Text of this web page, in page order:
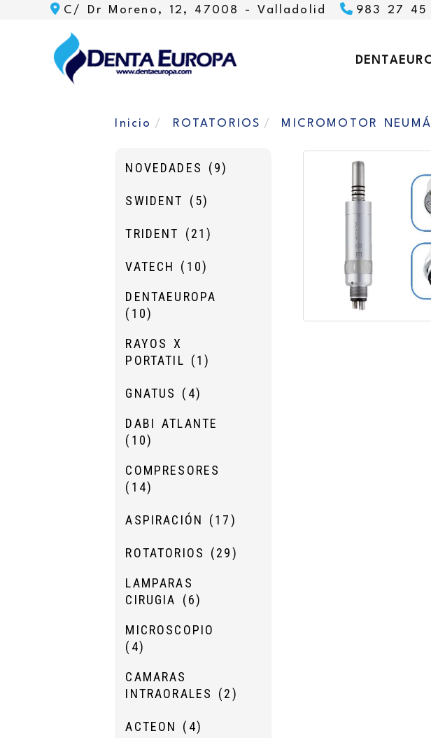
C/ Dr Moreno, 12, 47008 -Valladolid 983 27 45
Inicio ROTATORIOS MICROMOTOR
NOVEDADES (9)
SWIDENT (5)
TRIDENT (21)
VATECH (10)
DENTAEUROPA
(10)
RAYOS X
PORTATIL (1)
GNATUS (4)
DABI ATLANTE
(10)
COMPRESORES
(14)
ASPIRACIÓN (17)
ROTATORIOS (29)
LAMPARAS
CIRUGIA (6)
MICROSCOPIO
(4)
CAMARAS
INTRAORALES (2)
ACTEON (4)